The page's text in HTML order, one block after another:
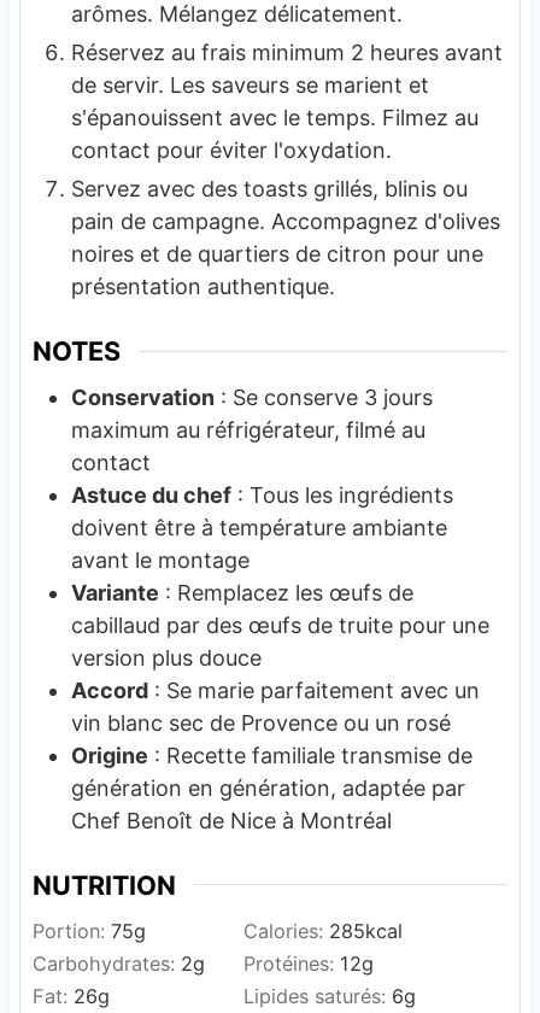
arômes. Mélangez délicatement.
Réservez au frais minimum 2 heures avant
de servir. Les saveurs se marient et
s'épanouissent avec le temps. Filmez au
contact pour éviter l'oxydation.
Servez avec des toasts grillés, blinis ou
pain de campagne. Accompagnez d'olives
noires et de quartiers de citron pour une
présentation authentique.
NOTES
Conservation: Se conserve 3 jours
maximum au réfrigérateur, filmé au
contact
Astuce du chef: Tous les ingrédients
doivent être à température ambiante
avant le montage
Variante : Remplacez les œufs de
cabillaud par des œufs de truite pour une
version plus douce
Accord: Se marie parfaitement avec un
vin blanc sec de Provence ou un rosé
Origine : Recette familiale transmise de
génération en génération, adaptée par
Chef Benoît de Nice à Montréal
NUTRITION
Portion: 75g Calories: 285kcal
Carbohydrates: 2g Protéines: 12g
Fat: 26g Lipides saturés: 6g